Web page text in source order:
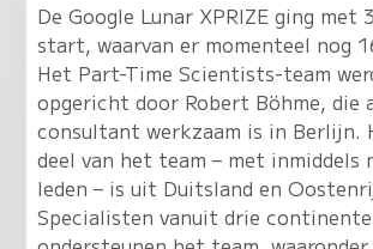
De Google Lunar XPRIZE ging met
start, waarvan er momenteel nog
Het Part-Time Scientists-team
opgericht door Robert Böhme, die
consultant werkzaam is in Berlijn.
deel van het team – met inmiddels
leden – is uit Duitsland en
Specialisten vanuit drie